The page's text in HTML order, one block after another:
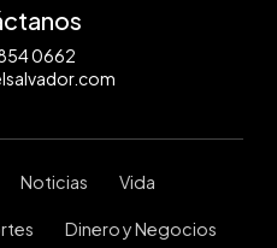
0662
Noticias Vida
Dinero y Negocios